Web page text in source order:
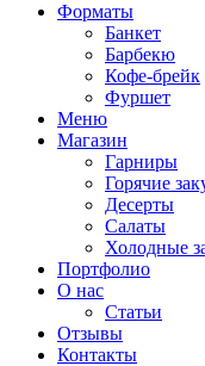
Форматы
Банкет
Барбекю
Кофе-брейк
Фуршет
Меню
Магазин
Гарниры
Горячие
Десерты
Салаты
Холодные
Портфолио
О нас
Статьи
Отзывы
Контакты